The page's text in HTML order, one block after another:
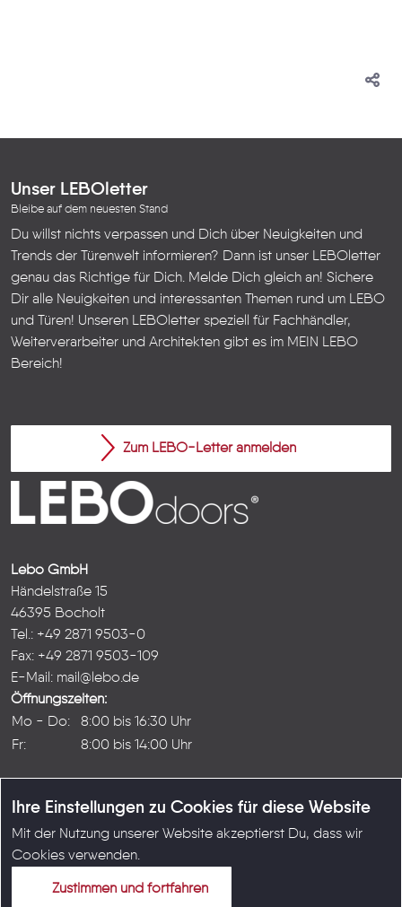
Ihre Einstellungen zu Cookies für diese Website
Mit der Nutzung unserer Website akzeptierst Du, dass wir
Cookies verwenden.
Zustimmen und fortfahren
Unser LEBOletter
Bleibe auf dem neuesten Stand
Du willst nichts verpassen und Dich über Neuigkeiten und
Trends der Türenwelt informieren? Dann ist unser LEBOletter
genau das Richtige für Dich. Melde Dich gleich an! Sichere
Dir alle Neuigkeiten und interessanten Themen rund um LEBO
und Türen! Unseren LEBOletter speziell für Fachhändler,
Weiterverarbeiter und Architekten gibt es im MEIN LEBO
Bereich!
Zum LEBO-Letter anmelden
Lebo GmbH
Händelstraße 15
46395 Bocholt
Tel.: +49 2871 9503-0
Fax: +49 2871 9503-109
E-Mail: mail@lebo.de
Öffnungszeiten:
Mo - Do:
8:00 bis 16:30 Uhr
Fr:
8:00 bis 14:00 Uhr
© Copyright LEBO GmbH 2026
Karriere Datenschutz